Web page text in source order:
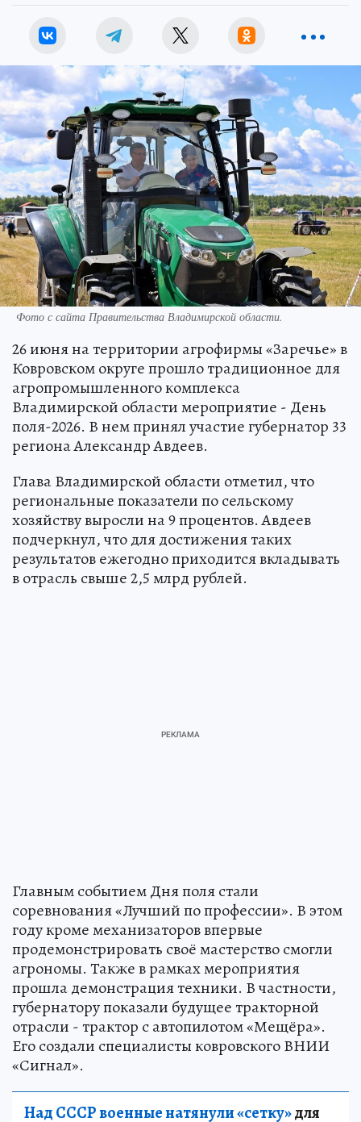
Фото с сайта Правительства Владимирской области.
26 июня на территории агрофирмы «Заречье» в
Ковровском округе прошло традиционное для
агропромышленного комплекса
Владимирской области мероприятие - День
поля-2026. В нем принял участие губернатор 33
региона Александр Авдеев.
Глава Владимирской области отметил, что
региональные показатели по сельскому
хозяйству выросли на 9 процентов. Авдеев
подчеркнул, что для достижения таких
результатов ежегодно приходится вкладывать
в отрасль свыше 2,5 млрд рублей.
Главным событием Дня поля стали
соревнования «Лучший по профессии». В этом
году кроме механизаторов впервые
продемонстрировать своё мастерство смогли
агрономы. Также в рамках мероприятия
прошла демонстрация техники. В частности,
губернатору показали будущее тракторной
отрасли - трактор с автопилотом «Мещёра».
Его создали специалисты ковровского ВНИИ
«Сигнал».
Над СССР военные натянули «сетку»для